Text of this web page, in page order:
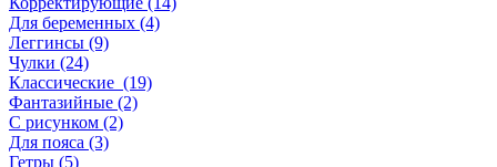
Для беременных (4)
Леггинсы (9)
Чулки (24)
Классические (19)
Фантазийные (2)
С рисунком (2)
Для пояса (3)
Гетры (5)